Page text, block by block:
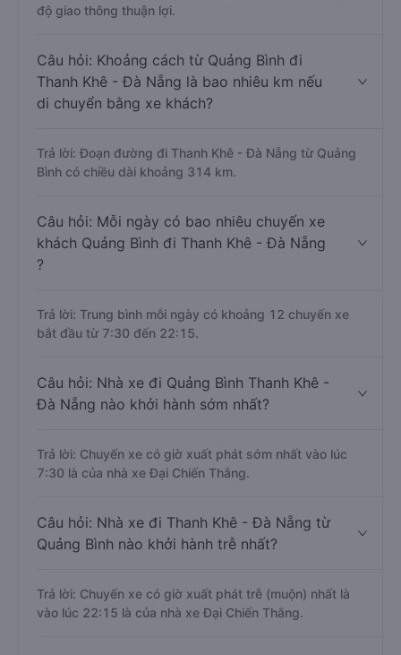
độ giao thông thuận lợi.
Câu hỏi: Khoảng cách từ Quảng Bình đi
Thanh Khê - Đà Nẵng là bao nhiêu km nếu
di chuyển bằng xe khách?
Trả lời: Đoạn đường đi Thanh Khê - Đà Nẵng từ Quảng
Bình có chiều dài khoảng 314 km.
Câu hỏi: Mỗi ngày có bao nhiêu chuyến xe
khách Quảng Bình đi Thanh Khê - Đà Nẵng
?
Trả lời: Trung bình mỗi ngày có khoảng 12 chuyến xe
bắt đầu từ 7:30 đến 22:15.
Câu hỏi: Nhà xe đi Quảng Bình Thanh Khê -
Đà Nẵng nào khởi hành sớm nhất?
Trả lời: Chuyến xe có giờ xuất phát sớm nhất vào lúc
7:30 là của nhà xe Đại Chiến Thắng.
Câu hỏi: Nhà xe đi Thanh Khê - Đà Nẵng từ
Quảng Bình nào khởi hành trễ nhất?
Trả lời: Chuyến xe có giờ xuất phát trễ (muộn) nhất là
vào lúc 22:15 là của nhà xe Đại Chiến Thắng.